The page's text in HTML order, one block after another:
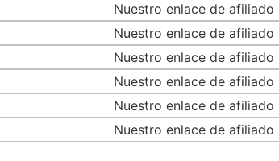
Nuestro enlace de afiliado
Nuestro enlace de afiliado
Nuestro enlace de afiliado
Nuestro enlace de afiliado
Nuestro enlace de afiliado
Nuestro enlace de afiliado